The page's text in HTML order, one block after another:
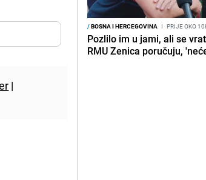
|
/BOSNA I HERCEGOVINA I PRIJE OKO
Pozlilo im u jami, ali se
RMU Zenica poručuju,